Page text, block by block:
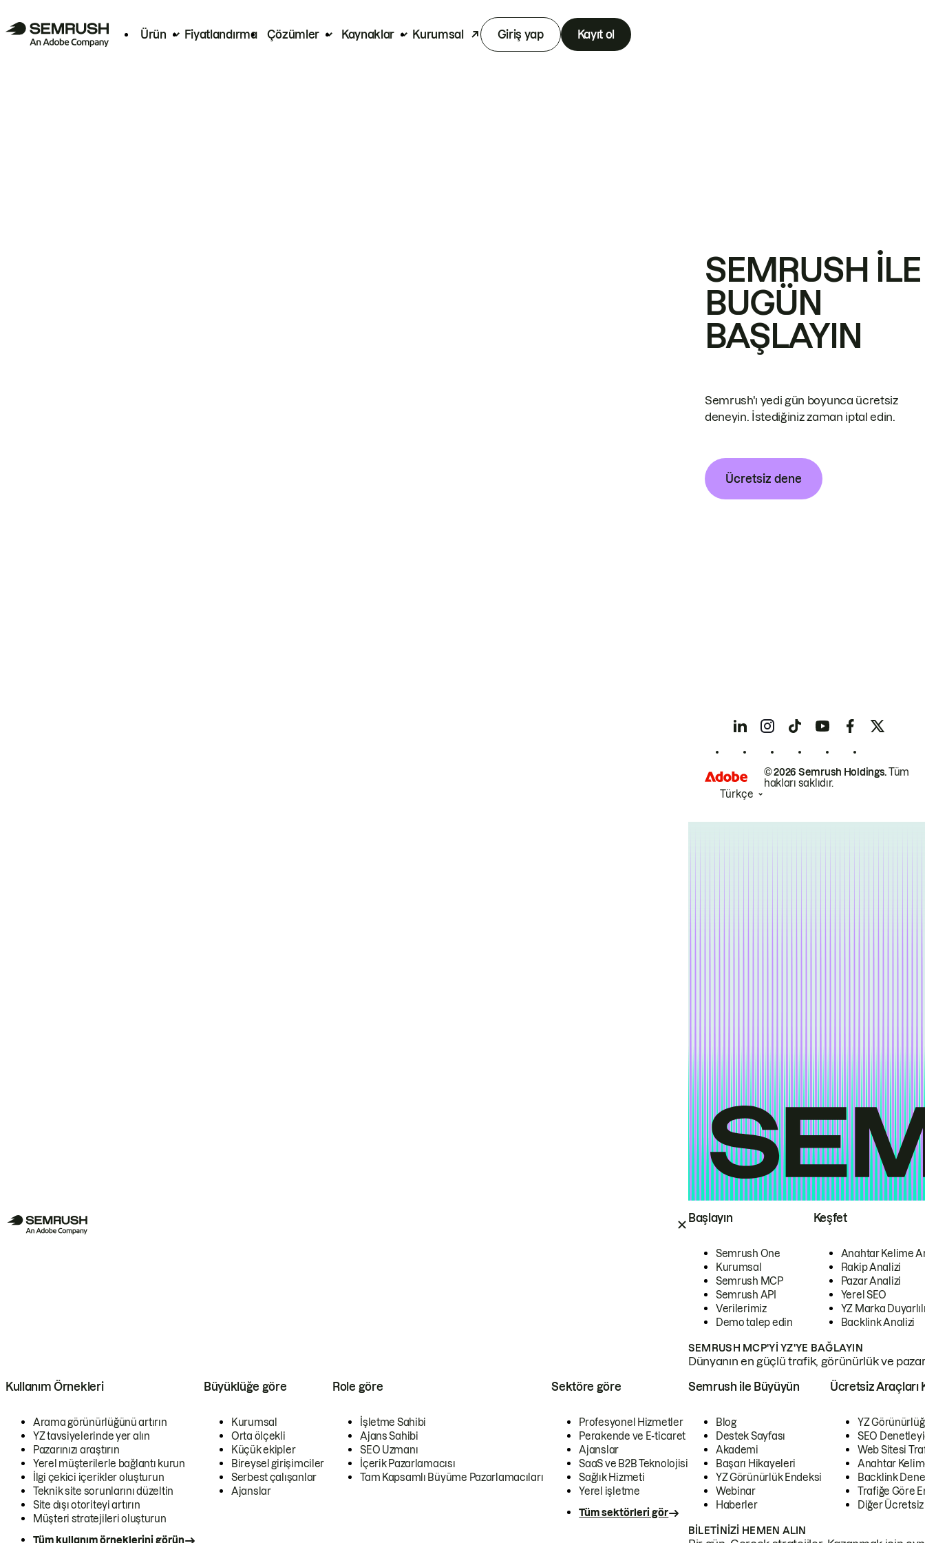
Ürün Fiyatlandırma Çözümler Kaynaklar Kurumsal Giriş yap Kayıt ol
Başlayın
Semrush One
Kurumsal
Semrush MCP
Semrush API
Verilerimiz
Demo talep edin
Keşfet
Anahtar Kelime
Rakip Analizi
Pazar Analizi
Yerel SEO
YZ Marka
Backlink Analizi
SEMRUSH MCP'YI YZ'YE BAĞLAYIN
Dünyanın en güçlü trafik, görünürlük ve
Kullanım Örnekleri
Arama görünürlüğünü artırın
YZ tavsiyelerinde yer alın
Pazarınızı araştırın
Yerel müşterilerle bağlantı kurun
İlgi çekici içerikler oluşturun
Teknik site sorunlarını düzeltin
Site dışı otoriteyi artırın
Müşteri stratejileri oluşturun
Tüm kullanım örneklerini görün
Büyüklüğe göre
Kurumsal
Orta ölçekli
Küçük ekipler
Bireysel girişimciler
Serbest çalışanlar
Ajanslar
Role göre
İşletme Sahibi
Ajans Sahibi
SEO Uzmanı
İçerik Pazarlamacısı
Tam Kapsamlı Büyüme Pazarlamacıları
Sektöre göre
Profesyonel Hizmetler
Perakende ve E-ticaret
Ajanslar
SaaS ve B2B Teknolojisi
Sağlık Hizmeti
Yerel işletme
Tüm sektörleri gör
Semrush ile Büyüyün
Blog
Destek Sayfası
Akademi
Başarı Hikayeleri
YZ Görünürlük Endeksi
Webinar
Haberler
Ücretsiz Araçları
YZ
SEO
Web Sitesi
Anahtar
Backlink
Trafiğe Göre
Diğer
BILETINIZI HEMEN ALIN
SEMRUSH ILE
BUGÜN
BAŞLAYIN
Semrush'ı yedi gün boyunca ücretsiz
deneyin. İstediğiniz zaman iptal edin.
Ücretsiz dene
© 2026 Semrush Holdings.Tüm
hakları saklıdır.
Türkçe